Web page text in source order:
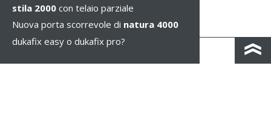
stila 2000 con telaio parziale
Nuova porta scorrevole di natura 4000
dukafix easy o dukafix pro?